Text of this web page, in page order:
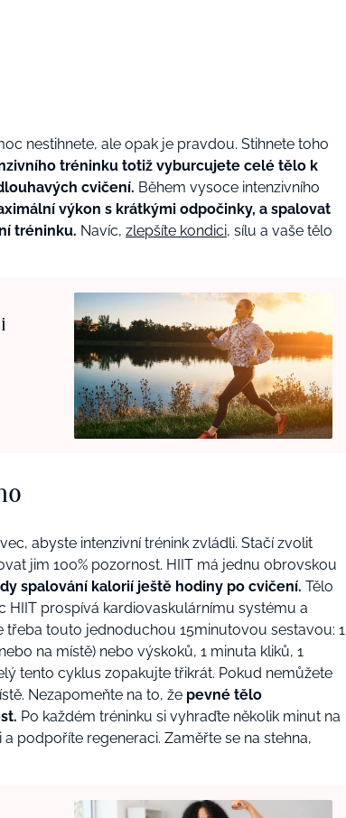
nestihnete, ale opak je pravdou. Stihnete toho
tréninku totiž vyburcujete celé tělo k
cvičení. Během vysoce intenzivního
výkon s krátkými odpočinky, a spalovat
tréninku. Navíc, zlepšíte kondici, sílu a vaše tělo
abyste intenzivní trénink zvládli. Stačí zvolit
jim 100% pozornost. HIIT má jednu obrovskou
spalování kalorií ještě hodiny po cvičení. Tělo
HIIT prospívá kardiovaskulárnímu systému a
třeba touto jednoduchou 15minutovou sestavou: 1
na místě) nebo výskoků, 1 minuta kliků, 1
tento cyklus zopakujte třikrát. Pokud nemůžete
Nezapomeňte na to, že pevné tělo
Po každém tréninku si vyhraďte několik minut na
podpoříte regeneraci. Zaměřte se na stehna,